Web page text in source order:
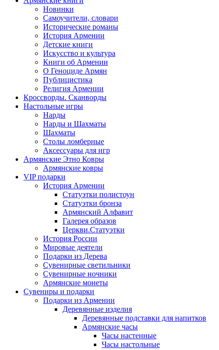
Новинки
Самоучители, словари
Исторические романы
История Армении
Детские книги
Иcкусство и культура
Книги об Армении
О Геноциде Армян
Публицистика
Религия Армении
Кроссворды. Сканворды
Настольные игры
Нарды
Нарды и Шахматы
Шахматы
Столы ломберные
Аксессуары для игр
Армянские Этно Ковры
Армянские ковры
VIP подарки
История Армении
Статуэтки полистоун
Статуэтки бронза
Армянский Алфавит
Галерея образов
Церкви.Статуэтки
История России
Мировые деятели
Подарки из Дерева
Сувенирные светильники
Сувенирные ночники
Армянские монеты
Сувениры и подарки
Подарки из Армении
Деревянные изделия
Деревянные подставки для напитков
Армянские часы
Часы настенные
Часы настольные